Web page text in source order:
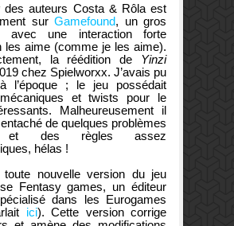
des auteurs Costa & Rôla est
sur Gamefound, un gros
avec une interaction forte
les aime (comme je les aime).
la réédition de Yinzi
chez Spielworxx. J’avais pu
à l’époque ; le jeu possédait
et twists pour le
Malheureusement il
de quelques problèmes
et des règles assez
hélas !
toute nouvelle version du jeu
Fentasy games, un éditeur
dans les Eurogames
ici). Cette version corrige